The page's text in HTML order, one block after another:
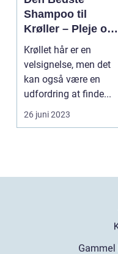
Shampoo til
Krøller – Pleje og
Definition til Dine
Smukke Lokker
Krøllet hår er en
velsignelse, men det
kan også være en
udfordring at finde...
26 juni 2023